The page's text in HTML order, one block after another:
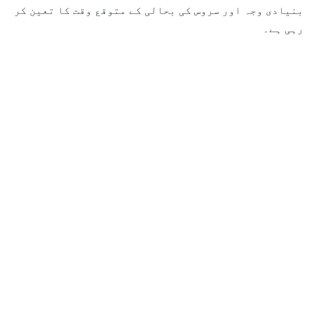
بنیادی وجہ اور سروس کی بحالی کے متوقع وقت کا تعین کر
رہی ہے۔